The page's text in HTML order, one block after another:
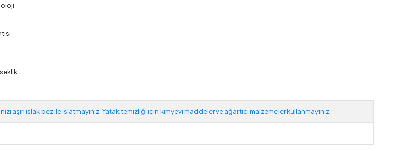
Yay
aşırı ıslak bez ile ıslatmayınız. Yatak temizliği için kimyevi maddeler ve ağartıcı malzemeler kullanmayınız.